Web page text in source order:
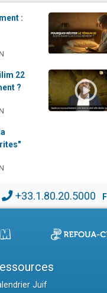
:
22
?
+33.1.80.20.5000
Juif